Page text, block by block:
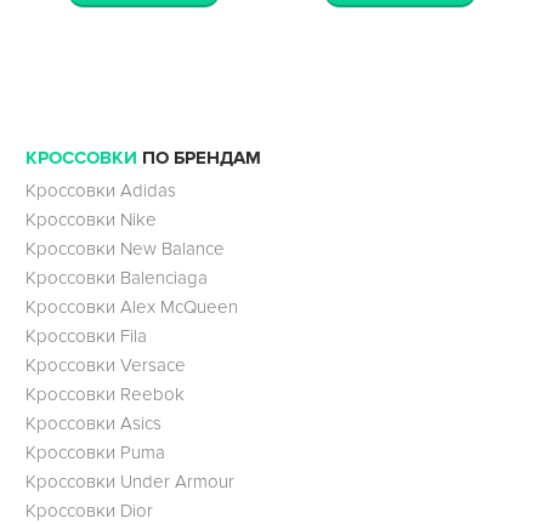
КРОССОВКИ ПО БРЕНДАМ
Кроссовки Adidas
Кроссовки Nike
Кроссовки New Balance
Кроссовки Balenciaga
Кроссовки Alex McQueen
Кроссовки Fila
Кроссовки Versace
Кроссовки Reebok
Кроссовки Asics
Кроссовки Puma
Кроссовки Under Armour
Кроссовки Dior